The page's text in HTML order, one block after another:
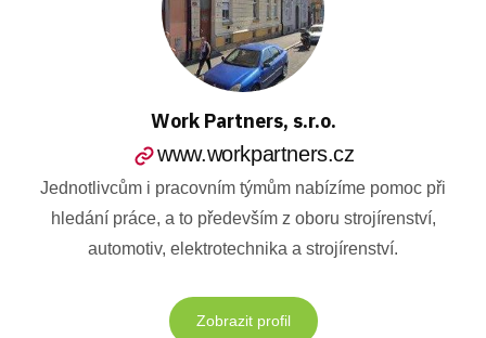
Work Partners, s.r.o.
www.workpartners.cz
Jednotlivcům i pracovním týmům nabízíme pomoc při
hledání práce, a to především z oboru strojírenství,
automotiv, elektrotechnika a strojírenství.
Zobrazit profil